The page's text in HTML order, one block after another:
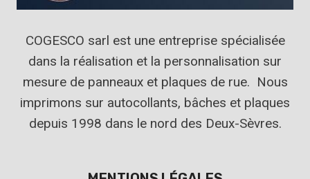
COGESCO sarl est une entreprise spécialisée
dans la réalisation et la personnalisation sur
mesure de panneaux et plaques de rue. Nous
imprimons sur autocollants, bâches et plaques
depuis 1998 dans le nord des Deux-Sèvres.